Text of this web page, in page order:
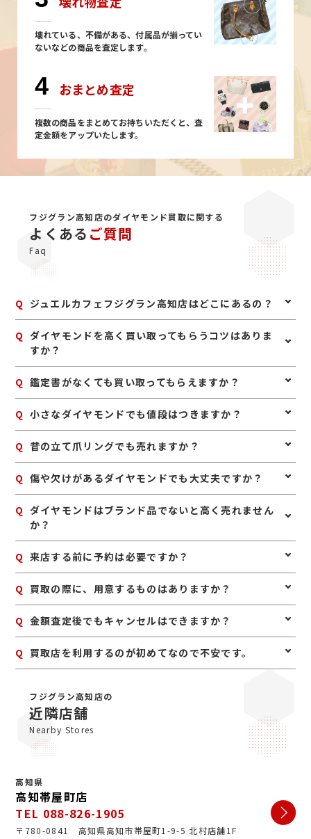
壊れている、不備がある、付属品が揃ってい
ないなどの商品を査定します。
4 おまとめ査定
複数の商品をまとめてお持ちいただくと、査
定金額をアップいたします。
フジグラン高知店のダイヤモンド買取に関する
よくある ご質問
Faq
Q ジュエルカフェフジグラン高知店はどこにあるの？
A フジグラン高知店2階、パジャマ・フォーマルウエア売
り場に隣接しパソコン教室さんの隣にございます。フジ
グラン高知店は高知市朝倉東町、土佐道路沿いにフジの
Q ダイヤモンドを高く買い取ってもらうコツはありま
すか？
A ダイヤモンドは、鑑定書や購入時の付属品が残っていれ
認もしやすくなります。無理にお手入れをする必要はあ
りませんが、保管中のホコリなどを軽く落としておく
と、状態確認がスムーズです。
Q 鑑定書がなくても買い取ってもらえますか？
A はい、鑑定書がなくても査定可能です。ダイヤモンドの
Q 小さなダイヤモンドでも値段はつきますか？
A はい、小さなダイヤモンドでもお値段がつく場合があり
Q 昔の立て爪リングでも売れますか？
A はい、昔ながらの立て爪デザインのリングも買取対象で
Q 傷や欠けがあるダイヤモンドでも大丈夫ですか？
A 状態によって査定額は変わりますが、傷や欠けがあって
も査定できる場合があります。使用感のあるお品物で
Q ダイヤモンドはブランド品でないと高く売れません
か？
A いいえ、ノーブランドでも査定可能です。ブランドジュ
Q 来店する前に予約は必要ですか？
A 予約は必要ありませんのでいつでもお越しいただけます
すとスムーズにご案内できます。
Q 買取の際に、用意するものはありますか？
A はい。身分証明書(運転免許証、マイナンバーカード、
Q 金額査定後でもキャンセルはできますか？
A お値段にご満足いただけない場合は、もちろんキャンセ
Q 買取店を利用するのが初めてなので不安です。
がとうございます。ジュエルカフェは女性スタッフが中
心で、丁寧な接客・明るいお店・手数料完全無料の手軽
さで多くのお客様にご利用いただいています。ぜひ安心
してお越しくださいませ。
フジグラン高知店の
近隣店舗
Nearby Stores
高知県
高知帯屋町店
TEL 088-826-1905
〒780-0841 高知県高知市帯屋町1-9-5 北村店舗1F